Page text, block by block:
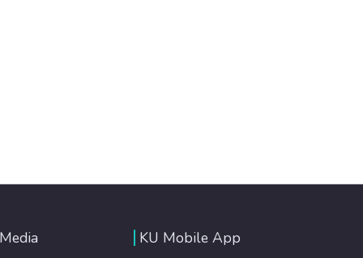
KU Mobile App